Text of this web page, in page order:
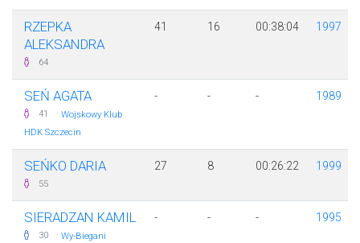
RZEPKA
ALEKSANDRA
64
41 16 00:38:04 1997
SEŃ AGATA
41 · Wojskowy Klub
HDK Szczecin
- - - 1989
SEŃKO DARIA
55
27 8 00:26:22 1999
SIERADZAN KAMIL
30 · Wy-Biegani
- - - 1995